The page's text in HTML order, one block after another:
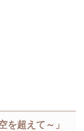
を超えて～」